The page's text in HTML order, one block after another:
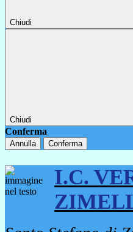
Chiudi
Chiudi
Conferma
Annulla Conferma
I.C.